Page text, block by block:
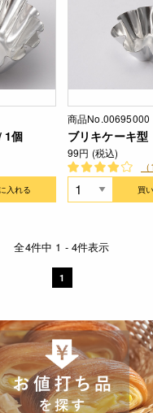
1個
入れる
商品No.00695000
ブリキケーキ
99円 (税込)
買
全4件中 1 - 4件表示
1